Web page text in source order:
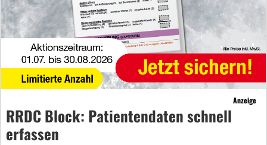
Anzeige
RRDC Block: Patientendaten schnell
erfassen